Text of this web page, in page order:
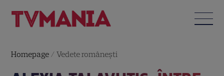
Homepage /Vedete româneşti